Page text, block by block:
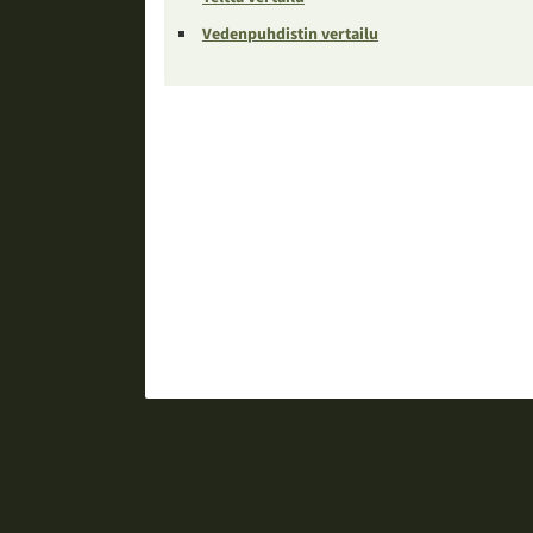
Vedenpuhdistin vertailu